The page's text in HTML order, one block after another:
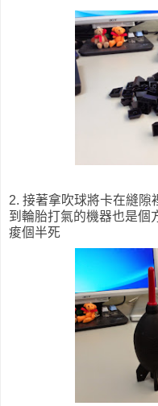
2. 接著拿吹球將卡在縫隙
到輪胎打氣的機器也是個
痠個半死